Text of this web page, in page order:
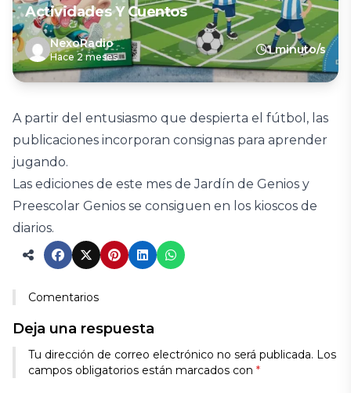
Actividades Y Cuentos
NexoRadio
Hace 2 meses
1 minuto/s
A partir del entusiasmo que despierta el fútbol, las
publicaciones incorporan consignas para aprender
jugando.
Las ediciones de este mes de Jardín de Genios y
Preescolar Genios se consiguen en los kioscos de
diarios.
Comentarios
Deja una respuesta
Tu dirección de correo electrónico no será publicada. Los
campos obligatorios están marcados con *